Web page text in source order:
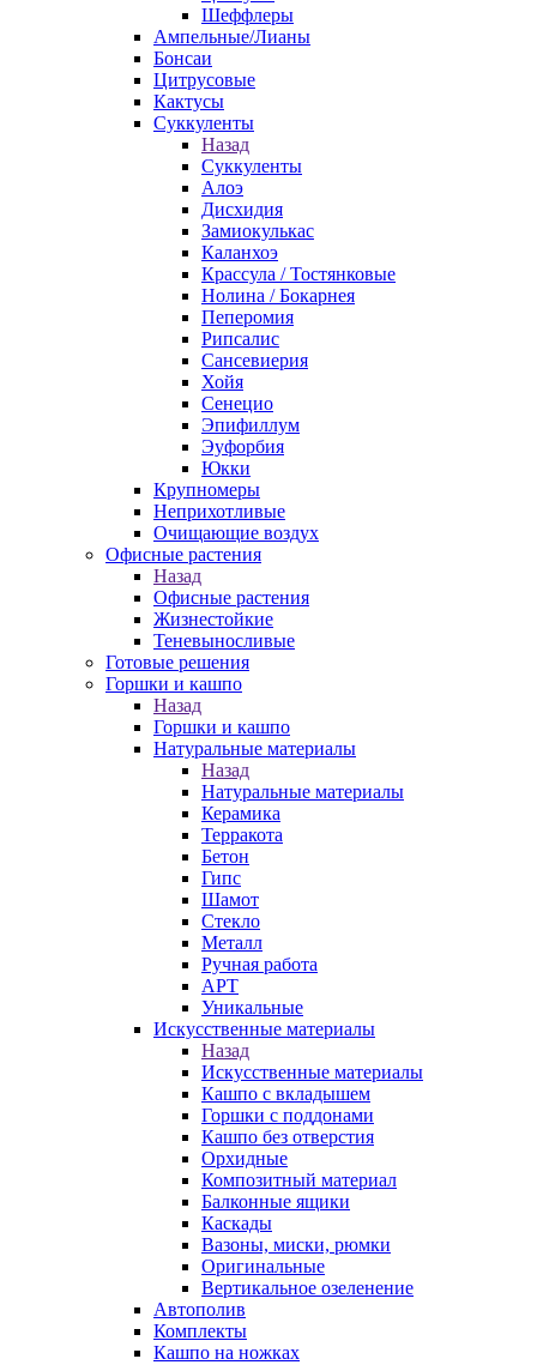
Шеффлеры
Ампельные/Лианы
Бонсаи
Цитрусовые
Кактусы
Суккуленты
Назад
Суккуленты
Алоэ
Дисхидия
Замиокулькас
Каланхоэ
Крассула / Тостянковые
Нолина / Бокарнея
Пеперомия
Рипсалис
Сансевиерия
Хойя
Сенецио
Эпифиллум
Эуфорбия
Юкки
Крупномеры
Неприхотливые
Очищающие воздух
Офисные растения
Назад
Офисные растения
Жизнестойкие
Теневыносливые
Готовые решения
Горшки и кашпо
Назад
Горшки и кашпо
Натуральные материалы
Назад
Натуральные материалы
Керамика
Терракота
Бетон
Гипс
Шамот
Стекло
Металл
Ручная работа
АРТ
Уникальные
Искусственные материалы
Назад
Искусственные материалы
Кашпо с вкладышем
Горшки с поддонами
Кашпо без отверстия
Орхидные
Композитный материал
Балконные ящики
Каскады
Вазоны, миски, рюмки
Оригинальные
Вертикальное озеленение
Автополив
Комплекты
Кашпо на ножках